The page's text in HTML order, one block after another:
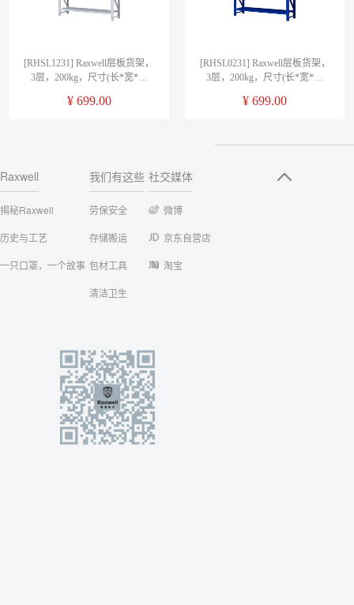
[RHSL1231] Raxwell层板货架，
3层，200kg，尺寸(长*宽*高
¥ 699.00
[RHSL0231] Raxwell层板货架，
3层，200kg，尺寸(长*宽*高
¥699.00
Raxwell
揭秘Raxwell
历史与工艺
一只口罩，一个故事
我们有这些
劳保安全
存储搬运
包材工具
清洁卫生
社交媒体
微博
京东自营店
淘宝